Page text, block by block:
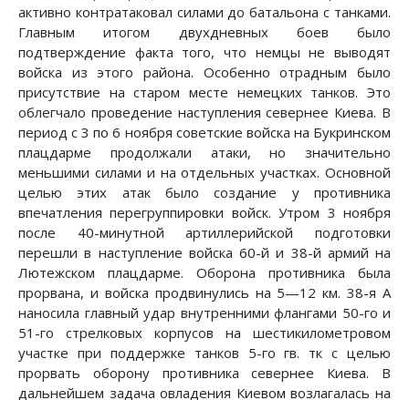
активно контратаковал силами до батальона с танками.
Главным итогом двухдневных боев было
подтверждение факта того, что немцы не выводят
войска из этого района. Особенно отрадным было
присутствие на старом месте немецких танков. Это
облегчало проведение наступления севернее Киева. В
период с 3 по 6 ноября советские войска на Букринском
плацдарме продолжали атаки, но значительно
меньшими силами и на отдельных участках. Основной
целью этих атак было создание у противника
впечатления перегруппировки войск. Утром 3 ноября
после 40-минутной артиллерийской подготовки
перешли в наступление войска 60-й и 38-й армий на
Лютежском плацдарме. Оборона противника была
прорвана, и войска продвинулись на 5—12 км. 38-я А
наносила главный удар внутренними флангами 50-го и
51-го стрелковых корпусов на шестикилометровом
участке при поддержке танков 5-го гв. тк с целью
прорвать оборону противника севернее Киева. В
дальнейшем задача овладения Киевом возлагалась на